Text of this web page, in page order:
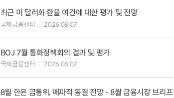
최근 미 달러화 환율 여건에 대한 평가 및 전망
국제금융센터 2026.08.07
BOJ 7월 통화정책회의 결과 및 평가
국제금융센터 2026.08.07
8월 한은 금통위, 매파적 동결 전망 - 8월 금융시장 브리프